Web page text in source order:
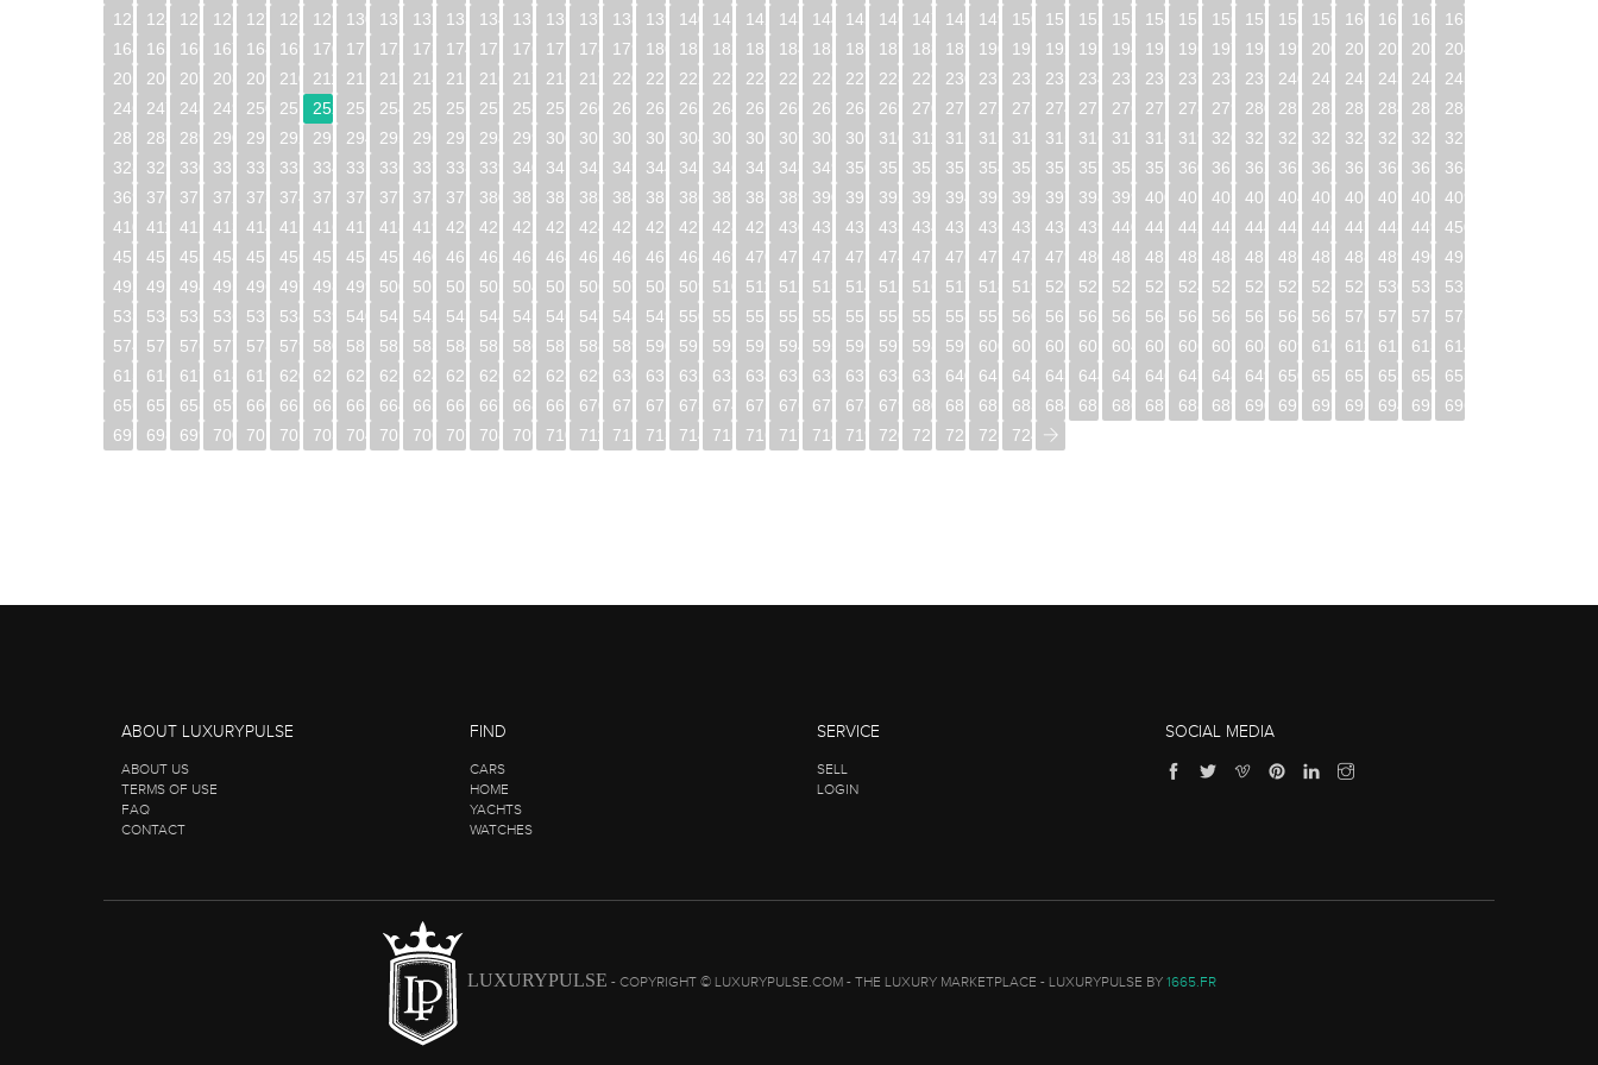
123 124 125 126 127 128 129 130 131 132 133 134 135 136 137 138 139 140 141 142 143 144 145 146 147 148 149 150 151 152 153 154 155 156 157 158 159 160 161 162
163
164
165 166 167 168 169 170 171 172 173 174 175 176 177 178 179 180 181 182 183 184 185 186 187 188 189 190 191 192 193 194 195 196 197 198 199 200 201 202 203
204
205
206 207 208 209 210 211 212 213 214 215 216 217 218 219 220 221 222 223 224 225 226 227 228 229 230 231 232 233 234 235 236 237 238 239 240 241 242 243 244
245
246
247 248 249 250 251 252 253 254 255 256 257 258 259 260 261 262 263 264 265 266 267 268 269 270 271 272 273 274 275 276 277 278 279 280 281 282 283 284 285
286
287
288 289 290 291 292 293 294 295 296 297 298 299 300 301 302 303 304 305 306 307 308 309 310 311 312 313 314 315 316 317 318 319 320 321 322 323 324 325 326
327
328
329 330 331 332 333 334 335 336 337 338 339 340 341 342 343 344 345 346 347 348 349 350 351 352 353 354 355 356 357 358 359 360 361 362 363 364 365 366 367
368
369
370 371 372 373 374 375 376 377 378 379 380 381 382 383 384 385 386 387 388 389 390 391 392 393 394 395 396 397 398 399 400 401 402 403 404 405 406 407 408
409
410
411 412 413 414 415 416 417 418 419 420 421 422 423 424 425 426 427 428 429 430 431 432 433 434 435 436 437 438 439 440 441 442 443 444 445 446 447 448 449
450
451
452 453 454 455 456 457 458 459 460 461 462 463 464 465 466 467 468 469 470 471 472 473 474 475 476 477 478 479 480 481 482 483 484 485 486 487 488 489 490
491
492
493 494 495 496 497 498 499 500 501 502 503 504 505 506 507 508 509 510 511 512 513 514 515 516 517 518 519 520 521 522 523 524 525 526 527 528 529 530 531
532
533
534 535 536 537 538 539 540 541 542 543 544 545 546 547 548 549 550 551 552 553 554 555 556 557 558 559 560 561 562 563 564 565 566 567 568 569 570 571 572
573
574
575 576 577 578 579 580 581 582 583 584 585 586 587 588 589 590 591 592 593 594 595 596 597 598 599 600 601 602 603 604 605 606 607 608 609 610 611 612 613
614
615
616 617 618 619 620 621 622 623 624 625 626 627 628 629 630 631 632 633 634 635 636 637 638 639 640 641 642 643 644 645 646 647 648 649 650 651 652 653 654
655
656
657 658 659 660 661 662 663 664 665 666 667 668 669 670 671 672 673 674 675 676 677 678 679 680 681 682 683 684 685 686 687 688 689 690 691 692 693 694 695
696
697
698 699 700 701 702 703 704 705 706 707 708 709 710 711 712 713 714 715 716 717 718 719 720 721 722 723 724
ABOUT LUXURYPULSE
ABOUT US
TERMS OF USE
FAQ
CONTACT
FIND
CARS
HOME
YACHTS
WATCHES
SERVICE
SELL
LOGIN
SOCIAL MEDIA
LUXURYPULSE - COPYRIGHT © LUXURYPULSE.COM - THE LUXURY MARKETPLACE - LUXURYPULSE BY 1665.FR